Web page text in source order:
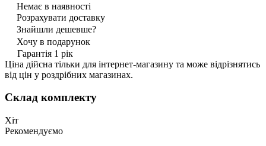
Немає в наявності
Розрахувати доставку
Знайшли дешевше?
Хочу в подарунок
Гарантія 1 рік
Ціна дійсна тільки для інтернет-магазину та може відрізнятись
від цін у роздрібних магазинах.
Склад комплекту
Хіт
Рекомендуємо